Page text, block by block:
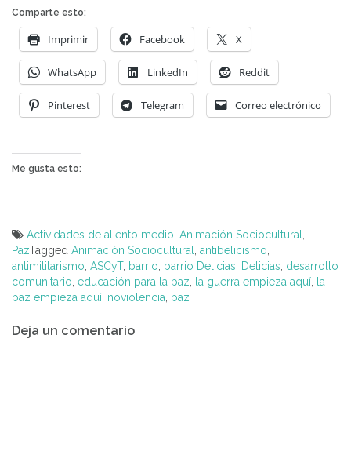
Comparte esto:
Imprimir Facebook X
WhatsApp LinkedIn Reddit
Pinterest Telegram Correo electrónico
Me gusta esto:
Actividades de aliento medio Animación Sociocultural
PazTagged Animación Sociocultural antibelicismo
antimilitarismo ASCyT, barrio barrio Delicias Delicias desarrollo
comunitario educación para la paz la guerra empieza aquí
la
paz empieza aquí noviolencia paz
de
Deja un comentario